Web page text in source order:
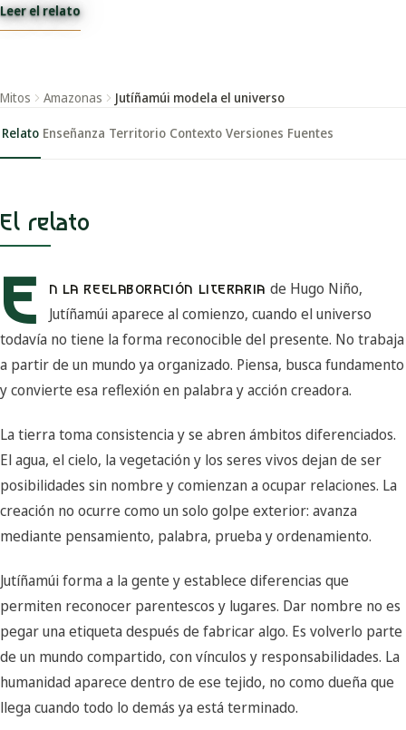
Leer el relato
Mitos Amazonas Jutíñamúi modela el universo
Relato Enseñanza Territorio Contexto Versiones Fuentes
El relato
E N LA REELABORACIÓN LITERARIA de Hugo Niño,
Jutíñamúi aparece al comienzo, cuando el universo
todavía no tiene la forma reconocible del presente. No trabaja
a partir de un mundo ya organizado. Piensa, busca fundamento
y convierte esa reflexión en palabra y acción creadora.
La tierra toma consistencia y se abren ámbitos diferenciados.
El agua, el cielo, la vegetación y los seres vivos dejan de ser
posibilidades sin nombre y comienzan a ocupar relaciones. La
creación no ocurre como un solo golpe exterior: avanza
mediante pensamiento, palabra, prueba y ordenamiento.
Jutíñamúi forma a la gente y establece diferencias que
permiten reconocer parentescos y lugares. Dar nombre no es
pegar una etiqueta después de fabricar algo. Es volverlo parte
de un mundo compartido, con vínculos y responsabilidades. La
humanidad aparece dentro de ese tejido, no como dueña que
llega cuando todo lo demás ya está terminado.